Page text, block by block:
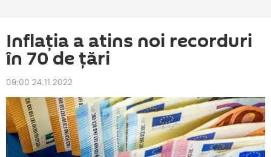
Inflația a atins noi recorduri
în 70 de țări
09:00 24.11.2022